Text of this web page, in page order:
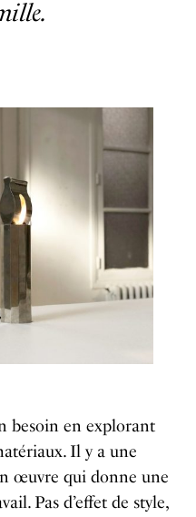
besoin en explorant
Il y a une
œuvre qui donne une
Pas d’effet de style,